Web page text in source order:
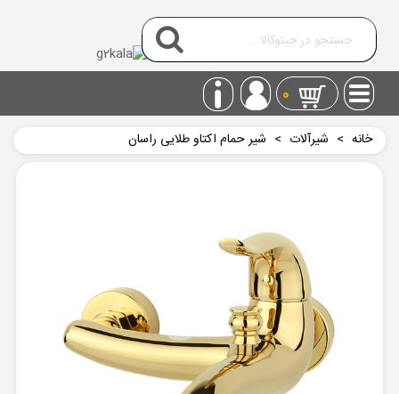
0
خانه > شیرآلات > شیر حمام اکتاو طلایی راسان